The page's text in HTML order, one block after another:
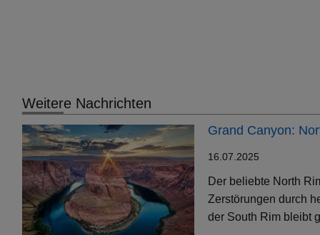
Weitere Nachrichten
Grand Canyon:
16.07.2025
Der beliebte North
Zerstörungen durch
der South Rim bleibt